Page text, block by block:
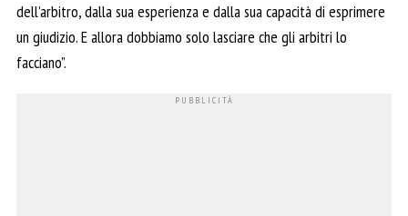
dell’arbitro, dalla sua esperienza e dalla sua capacità di esprimere
un giudizio. E allora dobbiamo solo lasciare che gli arbitri lo
facciano”.